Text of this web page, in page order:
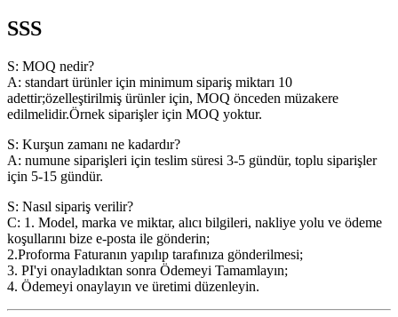
SSS
S: MOQ nedir?
A: standart ürünler için minimum sipariş miktarı 10
adettir;özelleştirilmiş ürünler için, MOQ önceden müzakere
edilmelidir.Örnek siparişler için MOQ yoktur.
S: Kurşun zamanı ne kadardır?
A: numune siparişleri için teslim süresi 3-5 gündür, toplu siparişler
için 5-15 gündür.
S: Nasıl sipariş verilir?
C: 1. Model, marka ve miktar, alıcı bilgileri, nakliye yolu ve ödeme
koşullarını bize e-posta ile gönderin;
2.Proforma Faturanın yapılıp tarafınıza gönderilmesi;
3. PI'yi onayladıktan sonra Ödemeyi Tamamlayın;
4. Ödemeyi onaylayın ve üretimi düzenleyin.